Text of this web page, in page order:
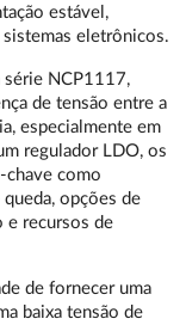
estável,
eletrônicos.
série NCP1117,
de tensão entre a
especialmente em
regulador LDO, os
chave como
opções de
e recursos de
de fornecer uma
baixa tensão de